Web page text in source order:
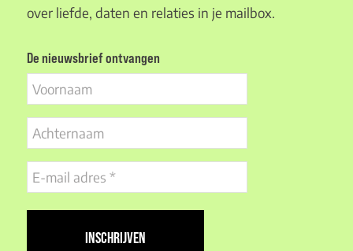
over liefde, daten en relaties in je mailbox.
De nieuwsbrief ontvangen
Voornaam
Achternaam
E-
mail
adres